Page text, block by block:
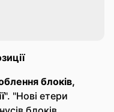
блоків,
". "Нові етери